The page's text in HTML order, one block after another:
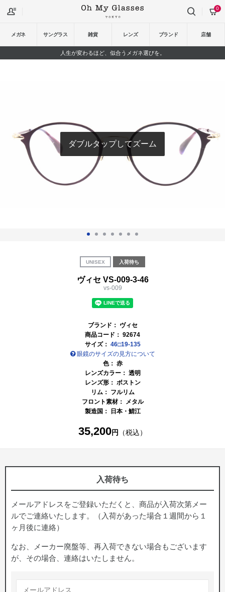
メガネ サングラス 雑貨 レンズ ブランド 店舗
0
人生が変わるほど、似合うメガネ選びを。
ダブルタップしてズーム
UNISEX 入荷待ち
ヴィセ VS-009-3-46
vs-009
ブランド： ヴィセ
商品コード： 92674
サイズ： 46□19-135
眼鏡のサイズの見方について
色： 赤
レンズカラー： 透明
レンズ形： ボストン
リム： フルリム
フロント素材： メタル
製造国：
日本・鯖江
35,200円 （税込）
入荷待ち
メールアドレスをご登録いただくと、商品が入荷次第メー
ルでご連絡いたします。（入荷があった場合１週間から１
ヶ月後に連絡）
なお、メーカー廃盤等、再入荷できない場合もございます
が、その場合、連絡はいたしません。